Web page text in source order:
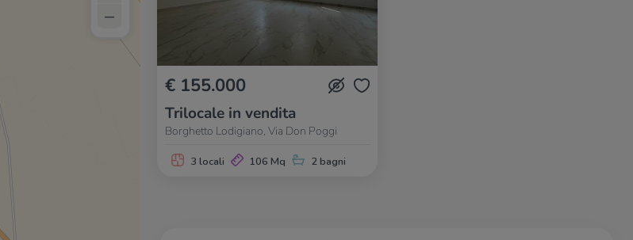
€ 155.000
Trilocale in vendita
Borghetto Lodigiano, Via Don Poggi
3 locali 106 Mq 2 bagni
–